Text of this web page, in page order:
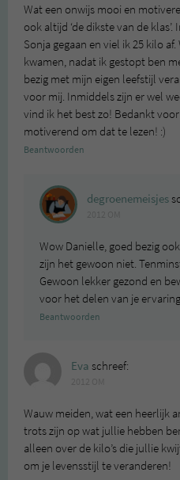
Wat een onwijs mooi en
ook altijd ‘de dikste van de
Sonja gegaan en viel ik 25 kilo
kwamen, nadat ik gestopt ben
bezig met mijn eigen leefstijl
voor mij. Inmiddels zijn er wel
vind ik het best zo! Bedankt
motiverend om dat te lezen! :)
Beantwoorden
degroenemeisjes
Wow Danielle, goed bezig
zijn het gewoon niet.
Gewoon lekker gezond en
voor het delen van je
Beantwoorden
Eva schreef:
Wauw meiden, wat een heerlijk
trots zijn op wat jullie hebben
alleen over de kilo’s die jullie
om je levensstijl te veranderen!